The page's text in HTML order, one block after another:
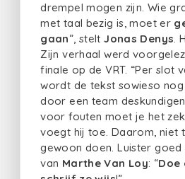
drempel mogen zijn. Wie
met taal bezig is, moet er
gaan”, steltJonas Denys.
Zijn verhaal werd
finale op de VRT. “Per slot
wordt de tekst sowieso
door een team
voor fouten moet je het
voegt hij toe. Daarom, niet
gewoon doen. Luister
van Marthe Van Loy: “Doe